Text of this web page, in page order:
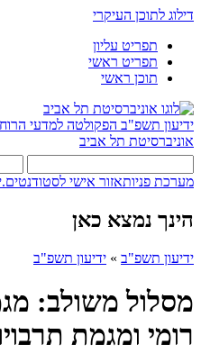
דילוג לתוכן העיקרי
תפריט עליון
תפריט ראשי
תוכן ראשי
ידיעון תשפ"ב הפקולטה למדעי הרוח
אוניברסיטת תל אביב
מערכת פניותאזור אישי
הינך נמצא כאן
ידיעון תשפ"ב » ידיעון תשפ"ב
מסלול משולב:
רומי ומגמת